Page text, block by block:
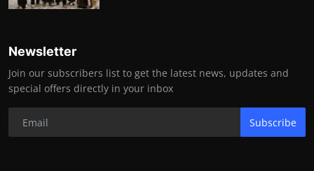
Newsletter
Join our subscribers list to get the latest news, updates and
special offers directly in your inbox
Subscribe